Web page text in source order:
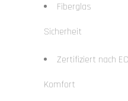
Fiberglas
Sicherheit
Zertifiziert nach
Komfort